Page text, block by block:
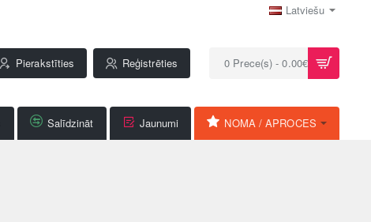
Latviešu
Pierakstīties Reģistrēties 0 Prece(s) - 0.00€
Salīdzināt Jaunumi NOMA / APROCES